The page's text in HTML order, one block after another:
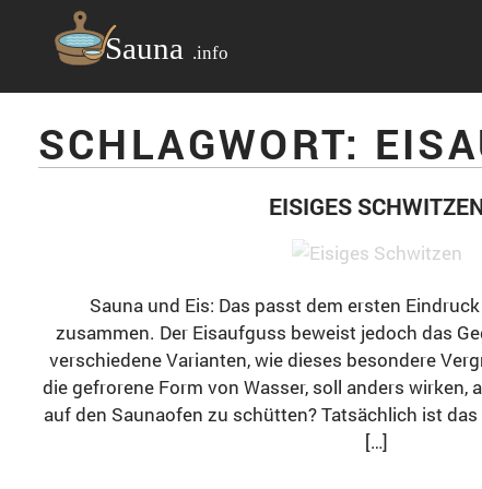
STARTSEITE
SCHLAGWORT:
EISIGES
Sauna und Eis: Das passt dem ersten
zusammen. Der Eisaufguss beweist jedoch das
verschiedene Varianten, wie dieses besondere
die gefrorene Form von Wasser, soll anders wirken,
auf den Saunaofen zu schütten? Tatsächlich ist
[…]